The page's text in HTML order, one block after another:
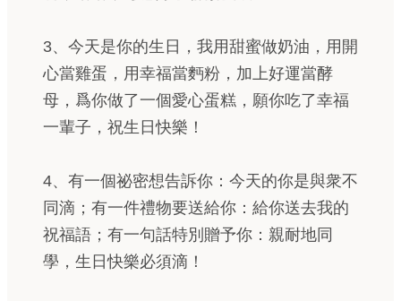
3、今天是你的生日，我用甜蜜做奶油，用開
心當雞蛋，用幸福當麪粉，加上好運當酵
母，爲你做了一個愛心蛋糕，願你吃了幸福
一輩子，祝生日快樂！
4、有一個祕密想告訴你：今天的你是與衆不
同滴；有一件禮物要送給你：給你送去我的
祝福語；有一句話特別贈予你：親耐地同
學，生日快樂必須滴！